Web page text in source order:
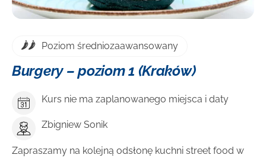
Poziom średniozaawansowany
Burgery – poziom 1 (Kraków)
Kurs nie ma zaplanowanego miejsca i daty
Zbigniew Sonik
Zapraszamy na kolejną odsłonę kuchni street food w